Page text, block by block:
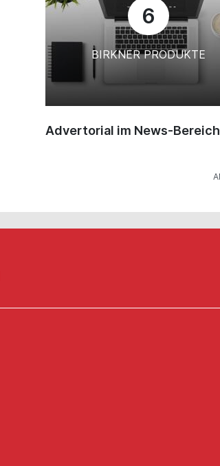
6
BIRKNER PRODUKTE
Advertorial im News-Bereich